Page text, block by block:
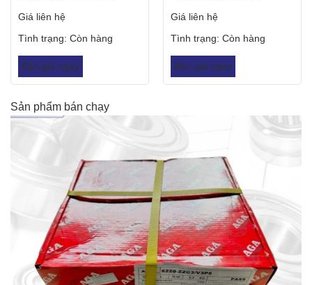
Giá liên hệ
Tình trạng: Còn hàng
Báo giá ngay
Giá liên hệ
Tình trạng: Còn hàng
Báo giá ngay
Sản phẩm bán chạy